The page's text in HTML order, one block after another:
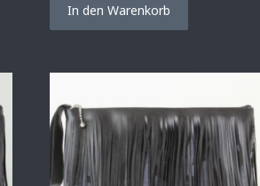
In den Warenkorb